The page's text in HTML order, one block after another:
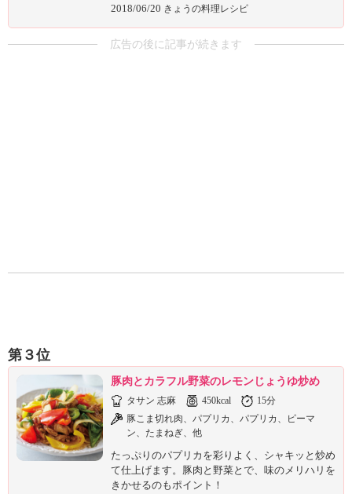
2018/06/20 きょうの料理レシピ
広告の後に記事が続きます
第３位
豚肉とカラフル野菜のレモンじょうゆ炒め
タサン 志麻 450kcal
15分
豚こま切れ肉、パプリカ、パプリカ、ピーマ
ン、たまねぎ、他
たっぷりのパプリカを彩りよく、シャキッと炒め
て仕上げます。豚肉と野菜とで、味のメリハリを
きかせるのもポイント！